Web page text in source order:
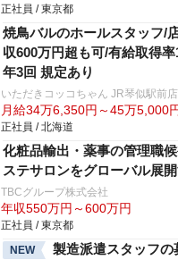
正社員 / 東京都
焼鳥バルのホールスタッフ/
収600万円超も可/有給取得
年3回 規定あり
いただきコッコちゃん JR琴似駅前店
月給34万6,350円～45万5,000
正社員 / 北海道
化粧品輸出・薬事の管理職
ステサロンをグローバル展
TBCグループ株式会社
年収550万円～600万円
正社員 / 東京都
NEW
製造派遣スタッフの